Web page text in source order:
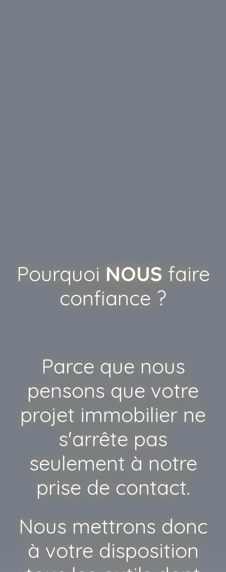
Pourquoi NOUS faire
confiance ?
Parce que nous
pensons que votre
projet immobilier ne
s'arrête pas
seulement à notre
prise de contact.
Nous mettrons donc
à votre disposition